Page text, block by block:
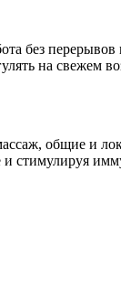
без перерывов
на свежем
общие и
стимулируя